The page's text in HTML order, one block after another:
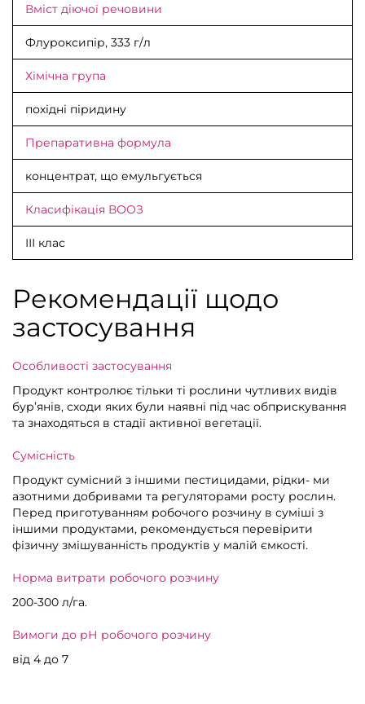
Вміст діючої речовини
Флуроксипір, 333 г/л
Хімічна група
похідні піридину
Препаративна формула
концентрат, що емульгується
Класифікація ВООЗ
ІІІ клас
Рекомендації щодо
застосування
Особливості застосування
Продукт контролює тільки ті рослини чутливих видів
бур’янів, сходи яких були наявні під час обприскування
та знаходяться в стадії активної вегетації.
Сумісність
Продукт сумісний з іншими пестицидами, рідки- ми
азотними добривами та регуляторами росту рослин.
Перед приготуванням робочого розчину в суміші з
іншими продуктами, рекомендується перевірити
фізичну змішуванність продуктів у малій ємкості.
Норма витрати робочого розчину
200-300 л/га.
Вимоги до рН робочого розчину
від 4 до 7